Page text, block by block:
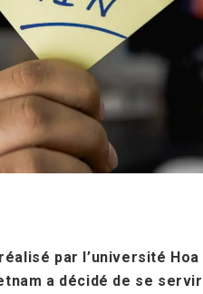
par l’université
a décidé de se